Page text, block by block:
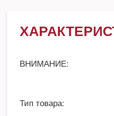
ВНИМАНИЕ:
Тип товара: